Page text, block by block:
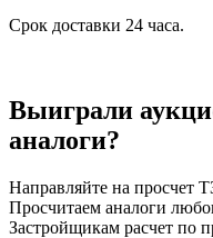
Срок доставки 24 часа.
Выиграли
аналоги?
Направляйте на просчет
Просчитаем аналоги
Застройщикам расчет по